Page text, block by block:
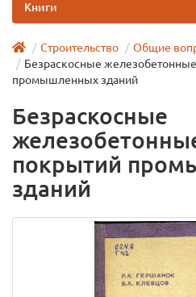
Книги
Строительство
Общие
Безраскосные
промышленных зданий
Безраскосные
покрытий
зданий